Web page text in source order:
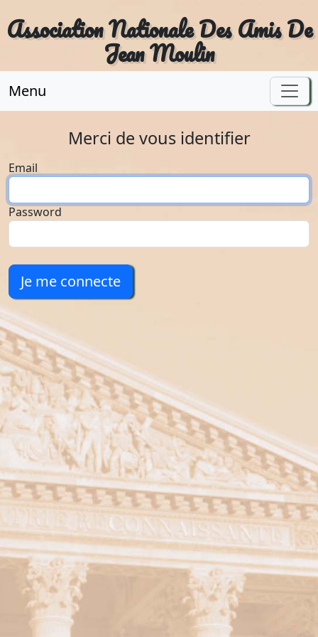
Association Nationale Des Amis De
Jean Moulin
Menu
Merci de vous identifier
Email
Password
Je me connecte